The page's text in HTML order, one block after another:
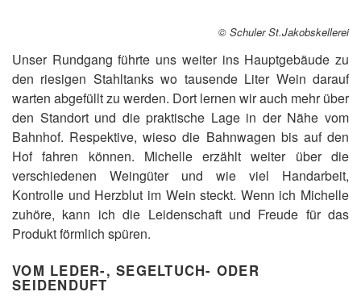
© Schuler St.Jakobskellerei
Unser Rundgang führte uns weiter ins Hauptgebäude zu
den riesigen Stahltanks wo tausende Liter Wein darauf
warten abgefüllt zu werden. Dort lernen wir auch mehr über
den Standort und die praktische Lage in der Nähe vom
Bahnhof. Respektive, wieso die Bahnwagen bis auf den
Hof fahren können. Michelle erzählt weiter über die
verschiedenen Weingüter und wie viel Handarbeit,
Kontrolle und Herzblut im Wein steckt. Wenn ich Michelle
zuhöre, kann ich die Leidenschaft und Freude für das
Produkt förmlich spüren.
VOM LEDER-, SEGELTUCH- ODER
SEIDENDUFT